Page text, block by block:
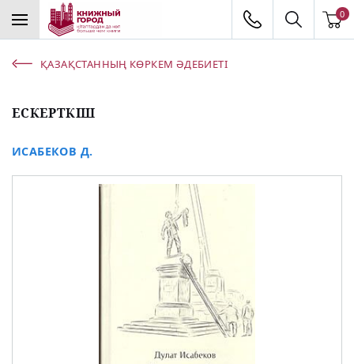
0
ҚАЗАҚСТАННЫҢ КӨРКЕМ ӘДЕБИЕТІ
ЕСКЕРТКІШ
ИСАБЕКОВ Д.